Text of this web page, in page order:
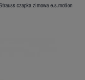
czapka zimowa e.s.motion